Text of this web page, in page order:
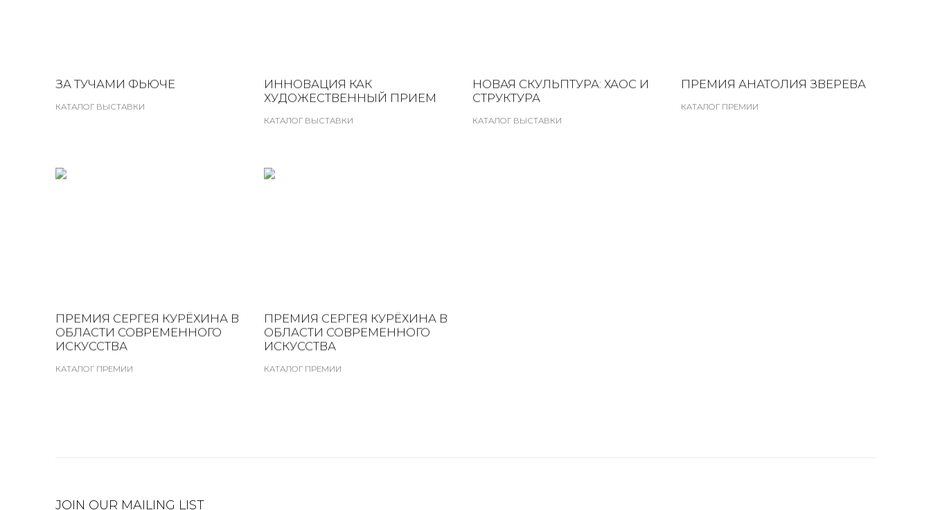
ЗА ТУЧАМИ ФЬЮЧЕ
КАТАЛОГ ВЫСТАВКИ
ИННОВАЦИЯ КАК
ХУДОЖЕСТВЕННЫЙ ПРИЕМ
КАТАЛОГ ВЫСТАВКИ
НОВАЯ СКУЛЬПТУРА: ХАОС И
СТРУКТУРА
КАТАЛОГ ВЫСТАВКИ
ПРЕМИЯ АНАТОЛИЯ ЗВЕРЕВА
КАТАЛОГ ПРЕМИИ
ПРЕМИЯ СЕРГЕЯ КУРЁХИНА В
ОБЛАСТИ СОВРЕМЕННОГО
ИСКУССТВА
КАТАЛОГ ПРЕМИИ
ПРЕМИЯ СЕРГЕЯ КУРЁХИНА В
ОБЛАСТИ СОВРЕМЕННОГО
ИСКУССТВА
КАТАЛОГ ПРЕМИИ
JOIN OUR MAILING LIST